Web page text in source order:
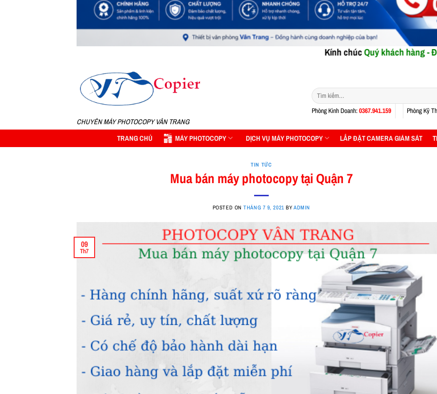
Quý khách hàng - Đối tác
CHUYÊN MÁY PHOTOCOPY VÂN TRANG
Tìm
kiếm:
Phòng Kinh Doanh:0367.941.159 Phòng Kỹ
TRANG CHỦ MÁY PHOTOCOPY DỊCH VỤ MÁY PHOTOCOPY LẮP ĐẶT CAMERA GIÁM SÁT
TIN TỨC
Mua bán máy photocopy tại Quận 7
POSTED ONTHÁNG 7 9, 2021 BY ADMIN
09
Th7